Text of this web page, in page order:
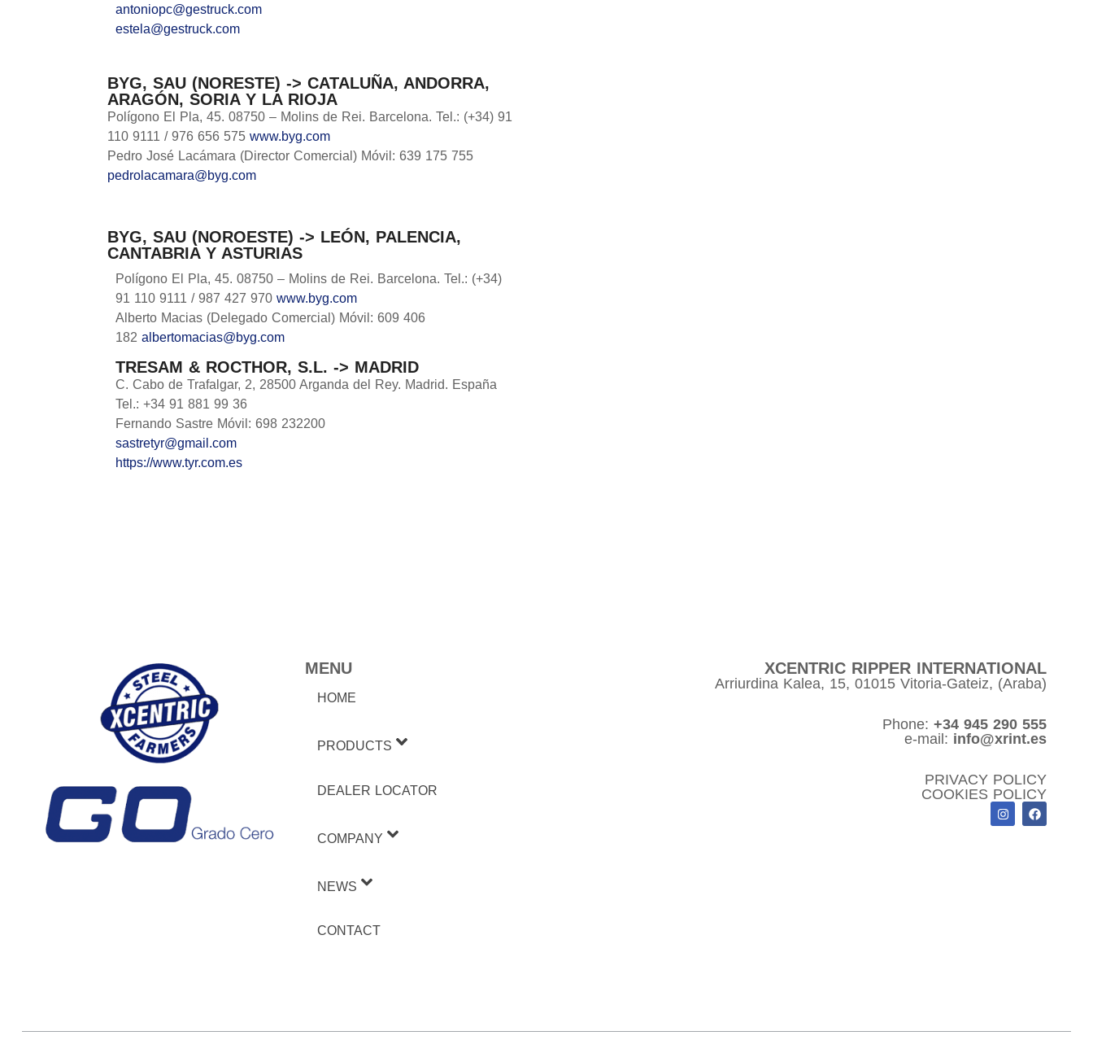
antoniopc@gestruck.com
estela@gestruck.com
BYG, SAU (NORESTE) -> CATALUÑA, ANDORRA,
ARAGÓN, SORIA Y LA RIOJA
Polígono El Pla, 45. 08750 – Molins de Rei. Barcelona. Tel.: (+34) 91
110 9111 / 976 656 575 www.byg.com
Pedro José Lacámara (Director Comercial) Móvil: 639 175 755
pedrolacamara@byg.com
BYG, SAU (NOROESTE) -> LEÓN, PALENCIA,
CANTABRIA Y ASTURIAS
Polígono El Pla, 45. 08750 – Molins de Rei. Barcelona. Tel.: (+34)
91 110 9111 / 987 427 970 www.byg.com
Alberto Macias (Delegado Comercial) Móvil: 609 406
182 albertomacias@byg.com
TRESAM & ROCTHOR, S.L. -> MADRID
C. Cabo de Trafalgar, 2, 28500 Arganda del Rey. Madrid. España
Tel.: +34 91 881 99 36
Fernando Sastre Móvil: 698 232200
sastretyr@gmail.com
https://www.tyr.com.es
MENU
HOME
PRODUCTS
DEALER LOCATOR
COMPANY
NEWS
CONTACT
XCENTRIC RIPPER INTERNATIONAL
Arriurdina Kalea, 15, 01015 Vitoria-Gateiz, (Araba)
Phone: +34 945 290 555
e-mail: info@xrint.es
PRIVACY POLICY
COOKIES POLICY